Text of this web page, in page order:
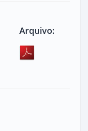
Arquivo: